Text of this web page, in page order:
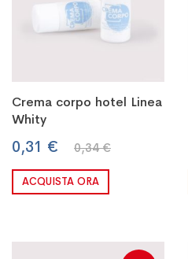
Crema corpo hotel Linea
Whity
0,31 € 0,34 €
ACQUISTA ORA